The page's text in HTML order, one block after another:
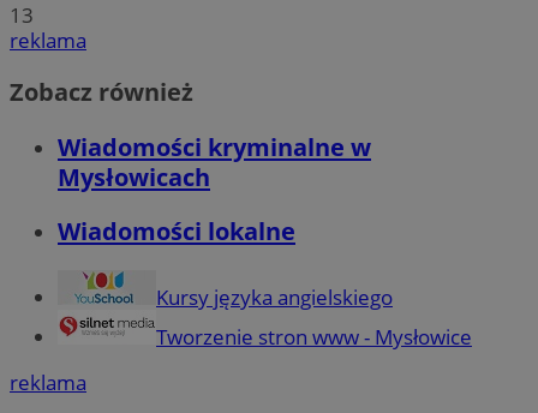
13
reklama
Zobacz również
Wiadomości kryminalne w
Mysłowicach
Wiadomości lokalne
Kursy języka angielskiego
Tworzenie stron www - Mysłowice
reklama